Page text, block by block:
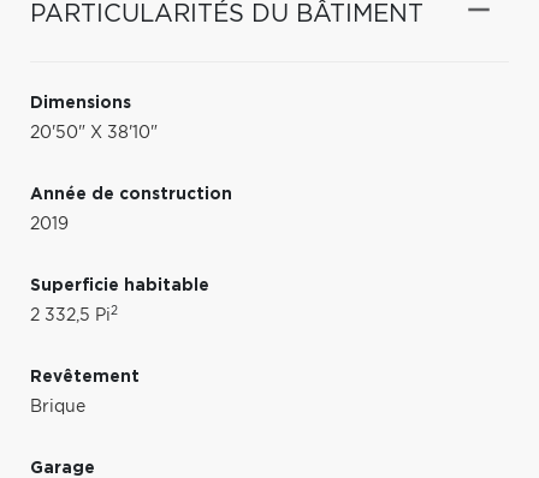
PARTICULARITÉS DU BÂTIMENT
Dimensions
20'50" X 38'10"
Année de construction
2019
Superficie habitable
2 332,5 Pi2
Revêtement
Brique
Garage